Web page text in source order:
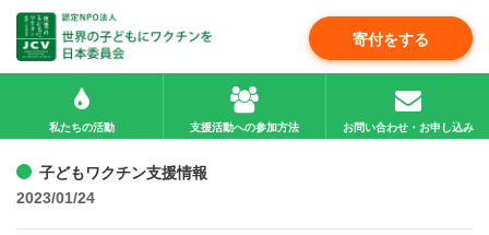
寄付をする
私たちの活動 支援活動への参加方法 お問い合わせ・お申し込み
子どもワクチン支援情報
2023/01/24